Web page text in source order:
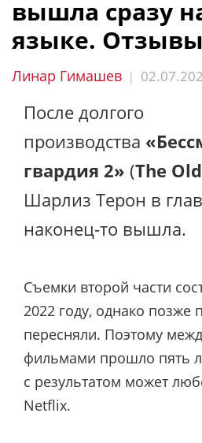
вышла сразу
языке.
Линар Гимашев |
После долгого
производства
гвардия 2» (The
Шарлиз Терон в
наконец-то вышла.
Съемки второй части
2022 году, однако позже
пересняли. Поэтому
фильмами прошло пять
с результатом может
Netflix.